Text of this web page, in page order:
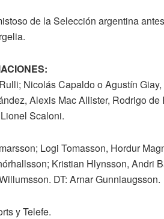
de la Selección argentina
Nicolás Capaldo o Agustín
Alexis Mac Allister, Rodrigo
Scaloni.
Logi Tomasson, Hordur
Kristian Hlynsson, Andri
DT: Arnar Gunnlaugsson.
y Telefe.